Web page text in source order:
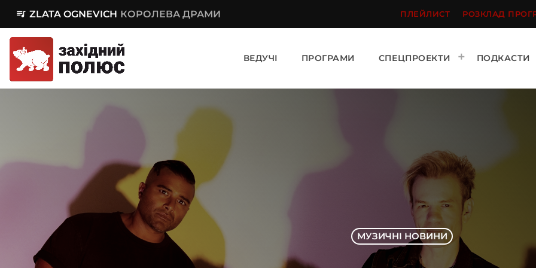
queue_music ZLATA OGNEVICH КОРОЛЕВА ДРАМИ ПЛЕЙЛИСТ РОЗКЛАД
ВЕДУЧІ ПРОГРАМИ СПЕЦПРОЕКТИ ПОДКАСТИ
МУЗИЧНІ НОВИНИ